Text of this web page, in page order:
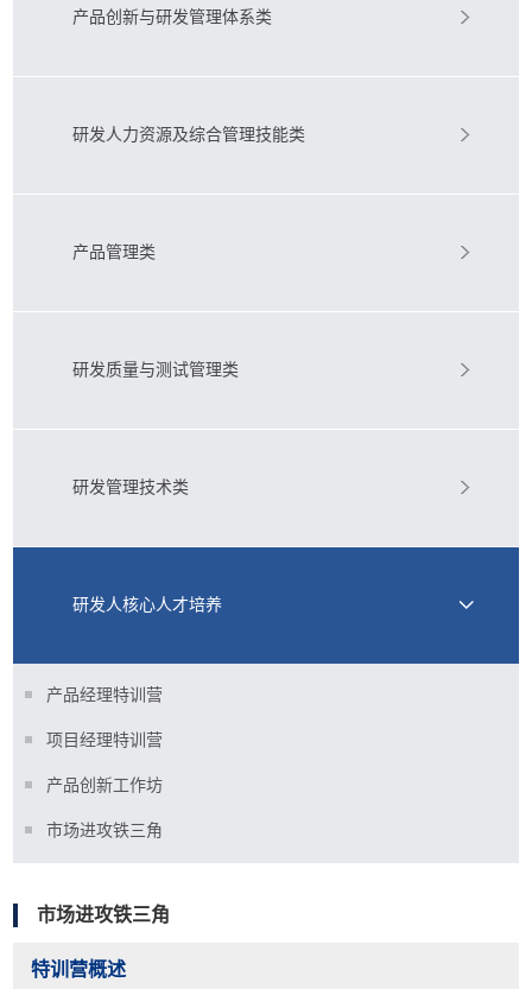
产品创新与研发管理体系类
研发人力资源及综合管理技能类
产品管理类
研发质量与测试管理类
研发管理技术类
研发人核心人才培养
产品经理特训营
项目经理特训营
产品创新工作坊
市场进攻铁三角
市场进攻铁三角
特训营概述